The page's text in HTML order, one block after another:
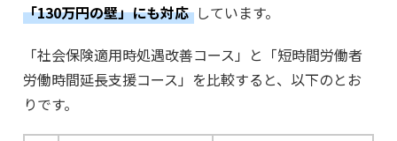
「130万円の壁」にも対応 しています。
「社会保険適用時処遇改善コース」と「短時間労働者
労働時間延長支援コース」を比較すると、以下のとお
りです。